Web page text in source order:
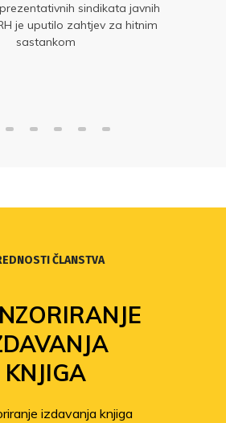
sindikata javnih
je uputilo zahtjev za hitnim
sastankom
ČLANSTVA
KNJIGA
izdavanja knjiga